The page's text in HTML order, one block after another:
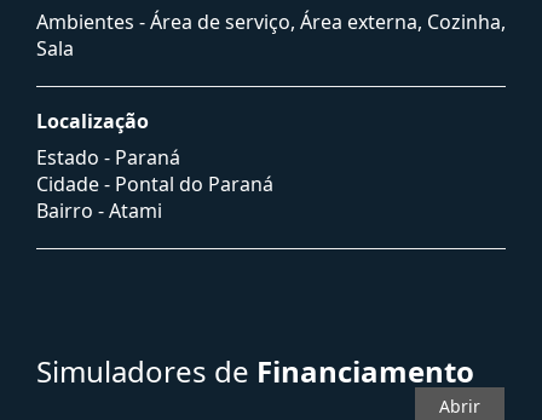
Ambientes - Área de serviço, Área externa, Cozinha,
Sala
Localização
Estado - Paraná
Cidade - Pontal do Paraná
Bairro -Atami
Simuladores de Financiamento
Abrir